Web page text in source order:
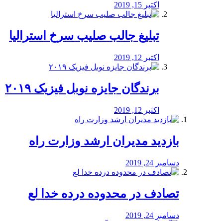
اکتبر 15, 2019
تبلیغ جالب صلیب سرخ استرالیا
اکتبر 12, 2019
برندگان جایزه نوبل فیزیک ۲۰۱۹
اکتبر 12, 2019
بازدید مدیران ارشد وزارت راه
دسامبر 24, 2019
تصادف در محدوده درده خدا لع
دسامبر 24, 2019